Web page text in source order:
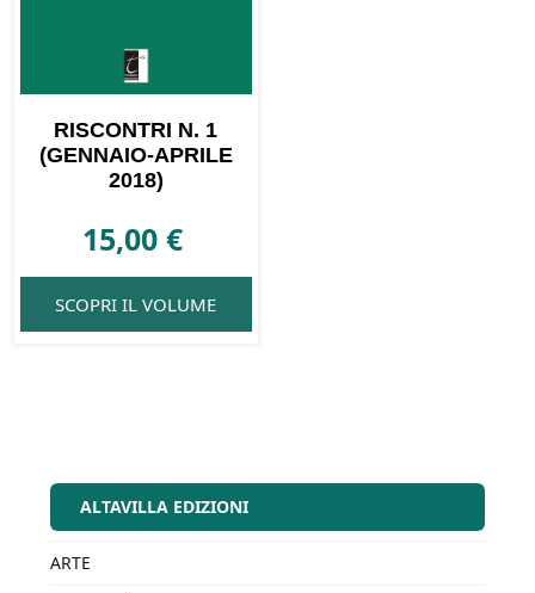
RISCONTRI N. 1
(GENNAIO-APRILE
2018)
15,00€
SCOPRI IL VOLUME
ALTAVILLA EDIZIONI
ARTE